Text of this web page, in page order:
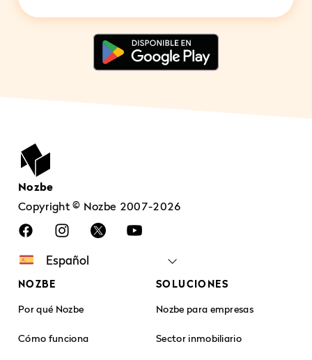
Nozbe
Copyright © Nozbe 2007-2026
NOZBE
Por qué Nozbe
Cómo funciona
SOLUCIONES
Nozbe para empresas
Sector inmobiliario